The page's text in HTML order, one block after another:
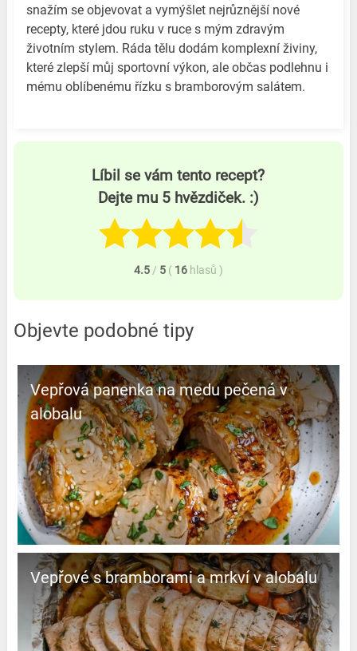
snažím se objevovat a vymýšlet nejrůznější nové
recepty, které jdou ruku v ruce s mým zdravým
životním stylem. Ráda tělu dodám komplexní živiny,
které zlepší můj sportovní výkon, ale občas podlehnu i
mému oblíbenému řízku s bramborovým salátem.
Líbil se vám tento recept?
Dejte mu 5 hvězdiček. :)
4.5 / 5 ( 16 hlasů )
Objevte podobné tipy
Vepřová panenka na medu pečená v
alobalu
Vepřové s bramborami a mrkví v alobalu